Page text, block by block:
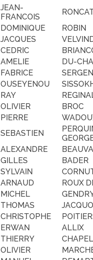
JEAN-
FRANCOIS
DOMINIQUE
ROBIN
JACQUES
CEDRIC
AMELIE
DU-
FABRICE
OUSEYENOU
RAY
OLIVIER
BROC
PIERRE
SEBASTIEN
ALEXANDRE
GILLES
BADER
SYLVAIN
ARNAUD
ROUX
MICHEL
THOMAS
CHRISTOPHE
ERWAN
ALLIX
THIERRY
OLIVIER